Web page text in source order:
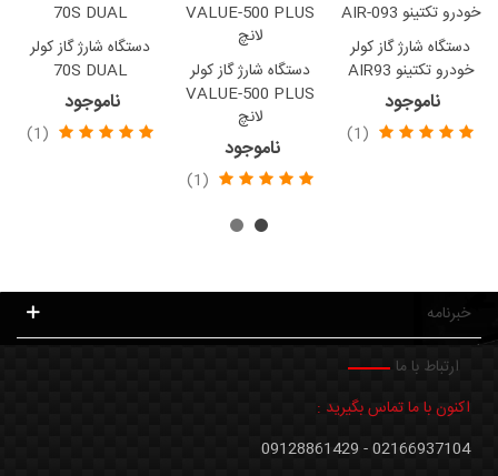
دستگاه شارژ گاز کولر
خودرو تکتینو AIR93
ناموجود
(1)
دستگاه شارژ گاز کولر
VALUE-500 PLUS
لانچ
ناموجود
(1)
دستگاه شارژ گاز کولر
70S DUAL
ناموجود
(1)
خبرنامه
ارتباط با ما
اکنون با ما تماس بگیرید :
02166937104 - 09128861429